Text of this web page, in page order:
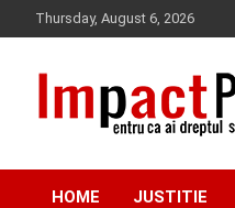
to
Thursday, August 6, 2026
HOME JUSTITIE